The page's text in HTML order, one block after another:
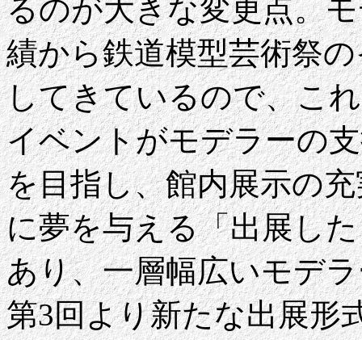
るのが大きな変更点。
績から鉄道模型芸術祭
してきているので、こ
イベントがモデラーの
を目指し、館内展示の
に夢を与える「出展し
あり、一層幅広いモデ
第3回より新たな出展形